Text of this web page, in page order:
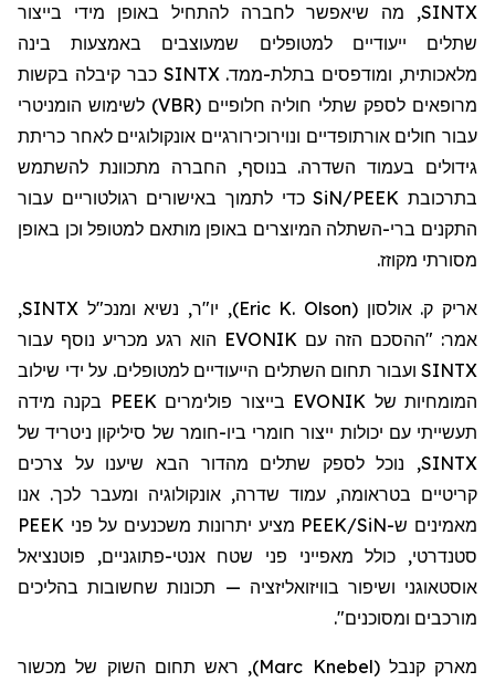
SINTX, מה שיאפשר לחברה להתחיל באופן מידי בייצור
שתלים ייעודייםלמטופלים שמעוצבים באמצעות בינה
מלאכותית, ומודפסים בתלת-ממד.SINTX כבר קיבלה בקשות
מרופאים לספק שתלי חוליה חלופיים (VBR
)לשימוש הומניטרי
עבור חולים אורתופדיים ונוירוכירורגיים אונקולוגיים לאחר כריתת
גידולים בעמוד השדרה. בנוסף, החברה מתכוונת להשתמש
בתרכובת SiN/PEEKכדי לתמוך באישורים רגולטוריים עבור
התקנים ברי-השתלה המיוצרים באופן מותאם למטופל וכן באופן
מסורתי מקוזז.
אריק ק. אולסון (
Eric K. Olson
)
, יו"ר, נשיא ומנכ"ל SINTX,
אמר: "ההסכם הזה עם EVONIK הוא רגע מכריע נוסף עבור
SINTX ועבור תחום השתלים הייעודיים למטופלים. על ידי שילוב
המומחיות של EVONIK בייצור פולימרים PEEK בקנה מידה
תעשייתי עם יכולות ייצור חומרי ביו-חומר של סיליקון ניטרידשל
SINTX, נוכל לספק שתלים מהדור הבא שיענו על צרכים
קריטיים בטראומה, עמוד שדרה, אונקולוגיה ומעבר לכך. אנו
מאמינים ש-SiN
/PEEK מציע יתרונות משכנעים על פני PEEK
סטנדרטי, כולל מאפייני פני שטח אנטי-פתוגניים, פוטנציאל
אוסטאוגני ושיפור בוויזואליזציה — תכונות שחשובות בהליכים
מורכבים ומסוכנים".
מארקקנבל (
Marc Knebel
), ראש תחום השוק של מכשור